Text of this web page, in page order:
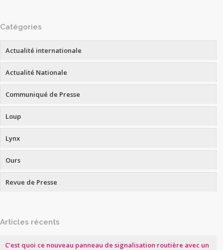
Catégories
Actualité internationale
Actualité Nationale
Communiqué de Presse
Loup
Lynx
Ours
Revue de Presse
Articles récents
C’est quoi ce nouveau panneau de signalisation routière avec un